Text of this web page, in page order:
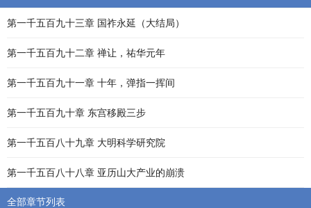
第一千五百九十三章 国祚永延（大结局）
第一千五百九十二章 禅让，祐华元年
第一千五百九十一章 十年，弹指一挥间
第一千五百九十章 东宫移殿三步
第一千五百八十九章 大明科学研究院
第一千五百八十八章 亚历山大产业的崩溃
全部章节列表